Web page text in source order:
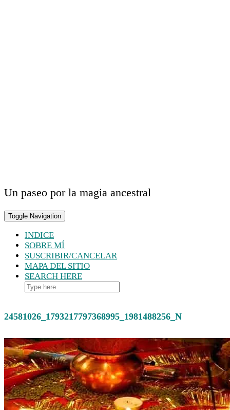
Un paseo por la magia ancestral
Toggle Navigation
INDICE
SOBRE MÍ
SUSCRIBIR/CANCELAR
MAPA DEL SITIO
SEARCH HERE
24581026_1793217797368995_1981488256_N